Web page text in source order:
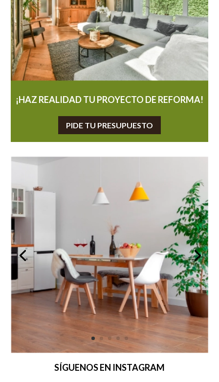
¡HAZ REALIDAD TU PROYECTO DE REFORMA!
PIDE TU PRESUPUESTO
SÍGUENOS EN INSTAGRAM